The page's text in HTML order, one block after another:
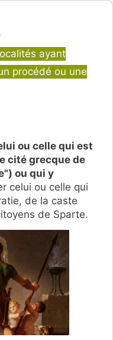
ayant
procédé ou une
ou celle qui est
cité grecque de
ou qui y
celui ou celle qui
de la caste
de Sparte.